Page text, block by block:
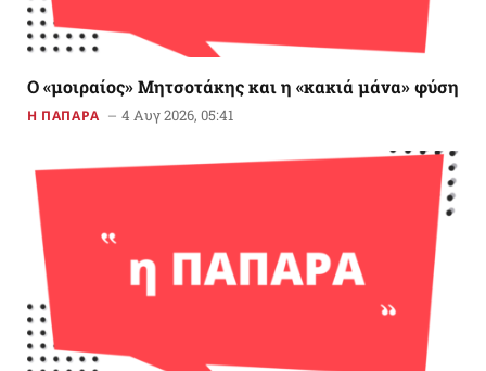
Ο «μοιραίος» Μητσοτάκης και η «κακιά μάνα» φύση
Η ΠΑΠΑΡΑ 4 Αυγ 2026, 05:41